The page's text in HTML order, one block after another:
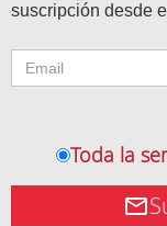
suscripción desde
Toda la